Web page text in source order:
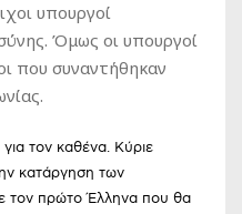
υπουργοί
Όμως οι υπουργοί
που συναντήθηκαν
τον καθένα. Κύριε
κατάργηση των
τον πρώτο Έλληνα που θα